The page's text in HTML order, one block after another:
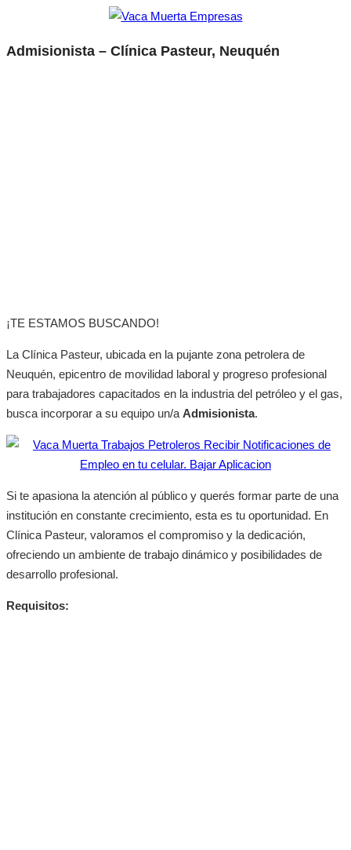
Admisionista – Clínica Pasteur, Neuquén
¡TE ESTAMOS BUSCANDO!
La Clínica Pasteur, ubicada en la pujante zona petrolera de
Neuquén, epicentro de movilidad laboral y progreso profesional
para trabajadores capacitados en la industria del petróleo y el gas,
busca incorporar a su equipo un/a Admisionista.
Si te apasiona la atención al público y querés formar parte de una
institución en constante crecimiento, esta es tu oportunidad. En
Clínica Pasteur, valoramos el compromiso y la dedicación,
ofreciendo un ambiente de trabajo dinámico y posibilidades de
desarrollo profesional.
Requisitos: